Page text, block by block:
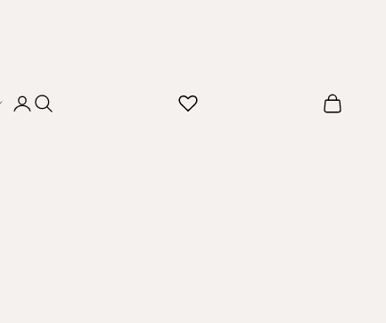
Iniciar sesión
Buscar Cesta